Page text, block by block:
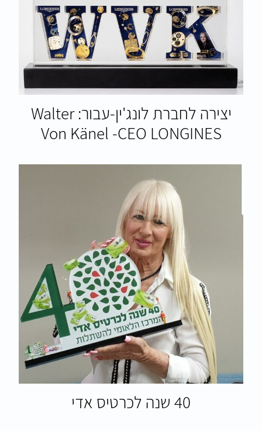
יצירה לחברת לונג'ין-עבור: Walter
Von Känel -CEO LONGINES
40 שנה לכרטיס אדי